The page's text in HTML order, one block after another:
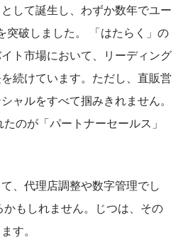
して誕生し、わずか数年でユー
突破しました。 「はたらく」の
ト市場において、リーディング
続けています。ただし、直販営
ャルをすべて掴みきれません。
のが「パートナーセールス」
、代理店調整や数字管理でし
もしれません。じつは、その
す。